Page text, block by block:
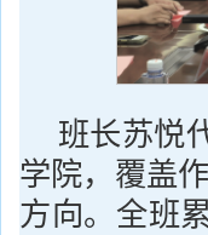
班长苏悦
学院，覆盖
方向。全班